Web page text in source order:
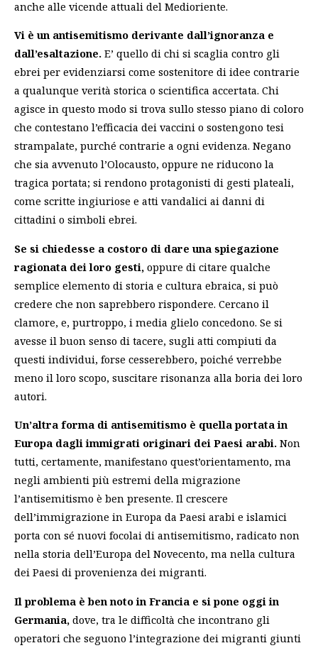
anche alle vicende attuali del Medioriente.
Vi è un antisemitismo derivante dall’ignoranza e
dall’esaltazione. E’ quello di chi si scaglia contro gli
ebrei per evidenziarsi come sostenitore di idee contrarie
a qualunque verità storica o scientifica accertata. Chi
agisce in questo modo si trova sullo stesso piano di coloro
che contestano l’efficacia dei vaccini o sostengono tesi
strampalate, purché contrarie a ogni evidenza. Negano
che sia avvenuto l’Olocausto, oppure ne riducono la
tragica portata; si rendono protagonisti di gesti plateali,
come scritte ingiuriose e atti vandalici ai danni di
cittadini o simboli ebrei.
Se si chiedesse a costoro di dare una spiegazione
ragionata dei loro gesti, oppure di citare qualche
semplice elemento di storia e cultura ebraica, si può
credere che non saprebbero rispondere. Cercano il
clamore, e, purtroppo, i media glielo concedono. Se si
avesse il buon senso di tacere, sugli atti compiuti da
questi individui, forse cesserebbero, poiché verrebbe
meno il loro scopo, suscitare risonanza alla boria dei loro
autori.
Un’altra forma di antisemitismo è quella portata in
Europa dagli immigrati originari dei Paesi arabi. Non
tutti, certamente, manifestano quest’orientamento, ma
negli ambienti più estremi della migrazione
l’antisemitismo è ben presente. Il crescere
dell’immigrazione in Europa da Paesi arabi e islamici
porta con sé nuovi focolai di antisemitismo, radicato non
nella storia dell’Europa del Novecento, ma nella cultura
dei Paesi di provenienza dei migranti.
Il problema è ben noto in Francia e si pone oggi in
Germania, dove, tra le difficoltà che incontrano gli
operatori che seguono l’integrazione dei migranti giunti